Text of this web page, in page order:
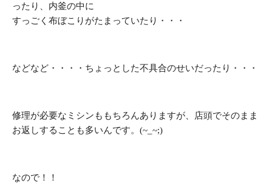
ったり、内釜の中に
すっごく布ぼこりがたまっていたり・・・
などなど・・・・ちょっとした不具合のせいだったり・・・
修理が必要なミシンももちろんありますが、店頭でそのまま
お返しすることも多いんです。(~_~;)
なので！！